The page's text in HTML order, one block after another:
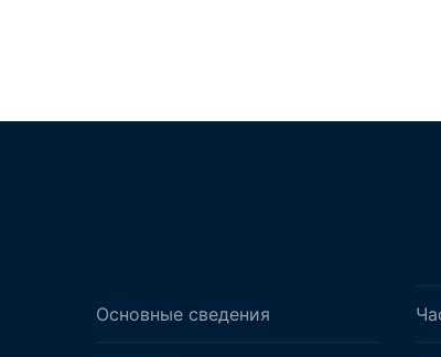
Основные сведения